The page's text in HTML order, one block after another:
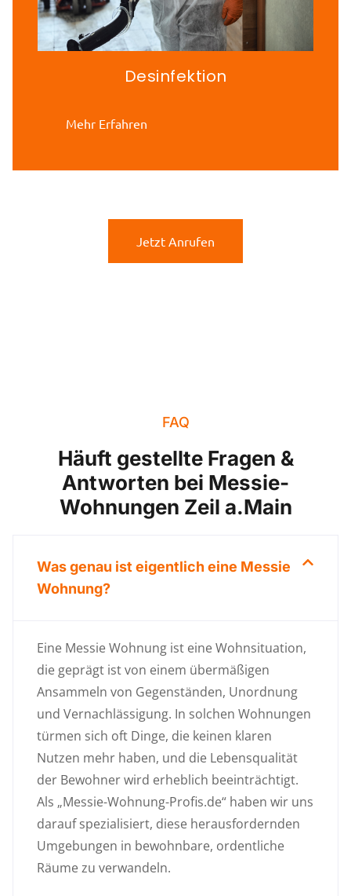
Desinfektion
Mehr Erfahren
Jetzt Anrufen
FAQ
Häuft gestellte Fragen &
Antworten bei Messie-
Wohnungen Zeil a.Main
Was genau ist eigentlich eine Messie
Wohnung?
Eine Messie Wohnung ist eine Wohnsituation,
die geprägt ist von einem übermäßigen
Ansammeln von Gegenständen, Unordnung
und Vernachlässigung. In solchen Wohnungen
türmen sich oft Dinge, die keinen klaren
Nutzen mehr haben, und die Lebensqualität
der Bewohner wird erheblich beeinträchtigt.
Als „Messie-Wohnung-Profis.de“ haben wir uns
darauf spezialisiert, diese herausfordernden
Umgebungen in bewohnbare, ordentliche
Räume zu verwandeln.